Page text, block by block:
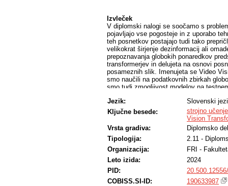
Izvleček
V diplomski nalogi se soočamo s
pojavljajo vse pogosteje in z uporabo
teh posnetkov postajajo tudi tako
velikokrat širjenje dezinformacij ali
prepoznavanja globokih ponaredkov
transformerjev in delujeta na osnovi
posameznih slik. Imenujeta se Video
smo naučili na podatkovnih zbirkah
smo tudi zmogljivost modelov na
metodologijo, tehnologijo uporabljenih
rezultate, eksperimente ter primerjavo z
Jezik:
Slovenski
Ključne besede:
strojno učenje
Vision
Vrsta gradiva:
Diplomsko
Tipologija:
2.11 -
Organizacija:
FRI -
Leto izida:
2024
PID:
COBISS.SI-ID:
190633987